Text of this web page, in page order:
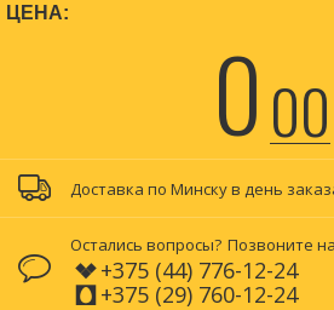
ЦЕНА:
000
Доставка по Минску в день
Остались вопросы? Позвоните
+375 (44) 776-12-24
+375 (29) 760-12-24